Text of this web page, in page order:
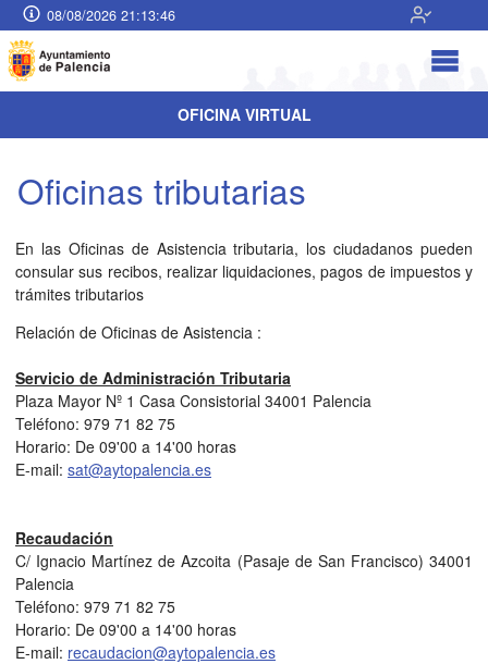
08/08/2026 21:13:46
OFICINA VIRTUAL
Oficinas tributarias
En las Oficinas de Asistencia tributaria, los ciudadanos pueden
consular sus recibos, realizar liquidaciones, pagos de impuestos y
trámites tributarios
Relación de Oficinas de Asistencia :
Servicio de Administración Tributaria
Plaza Mayor Nº 1 Casa Consistorial 34001 Palencia
Teléfono: 979 71 82 75
Horario: De 09'00 a 14'00 horas
E-mail: sat@aytopalencia.es
Recaudación
C/ Ignacio Martínez de Azcoita (Pasaje de San Francisco) 34001
Palencia
Teléfono: 979 71 82 75
Horario: De 09'00 a 14'00 horas
E-mail: recaudacion@aytopalencia.es